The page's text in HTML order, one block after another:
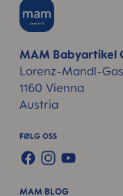
MAM Babyartikel
Lorenz-Mandl-
1160 Vienna
Austria
FØLG OSS
FACEBOOK
INSTAGRAM
YOUTUBE
MAM BLOG